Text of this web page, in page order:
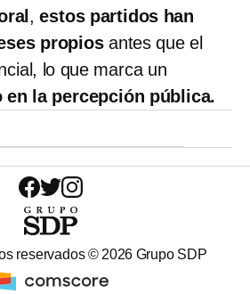
,estos partidos han
propiosantes que el
lo que marca un
la percepción pública.
reservados © 2026 Grupo SDP